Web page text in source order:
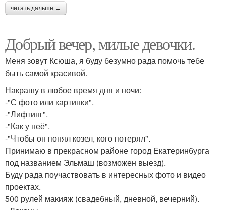
читать дальше →
Добрый вечер, милые девочки.
Меня зовут Ксюша, я буду безумно рада помочь тебе
быть самой красивой.
Накрашу в любое время дня и ночи:
-"С фото или картинки".
-"Лифтинг".
-"Как у неё".
-"Чтобы он понял козел, кого потерял".
Принимаю в прекрасном районе город Екатеринбурга
под названием Эльмаш (возможен выезд).
Буду рада поучаствовать в интересных фото и видео
проектах.
500 рулей макияж (свадебный, дневной, вечерний).